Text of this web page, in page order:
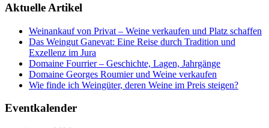
Aktuelle Artikel
Weinankauf von Privat – Weine verkaufen und Platz schaffen
Das Weingut Ganevat: Eine Reise durch Tradition und
Exzellenz im Jura
Domaine Fourrier – Geschichte, Lagen, Jahrgänge
Domaine Georges Roumier und Weine verkaufen
Wie finde ich Weingüter, deren Weine im Preis steigen?
Eventkalender